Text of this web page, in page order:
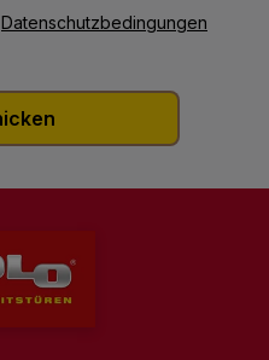
Datenschutzbedingungen